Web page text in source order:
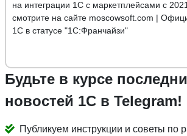
на интеграции 1С с маркетплейсами с
смотрите на сайте moscowsoft.com |
1С в статусе "1С:Франчайзи"
Будьте в курсе
новостей 1С в Telegram!
Публикуем инструкции и советы по